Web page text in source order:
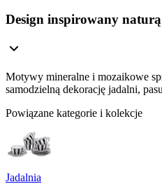
Design inspirowany naturą
Motywy mineralne i mozaikowe
samodzielną dekorację jadalni,
Powiązane kategorie i kolekcje
Jadalnia